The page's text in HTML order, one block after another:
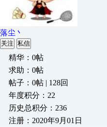
落尘丶
关注 私信
精华：0帖
求助：0帖
帖子：0帖 | 128回
年度积分：22
历史总积分：236
注册：2020年9月01日